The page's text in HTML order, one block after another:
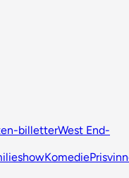
billetterWest End-
Komedie